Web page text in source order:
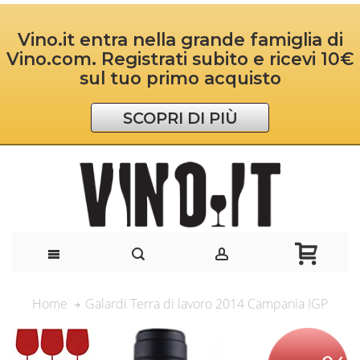
Vino.it entra nella grande famiglia di
Vino.com. Registrati subito e ricevi 10€
sul tuo primo acquisto
SCOPRI DI PIÙ
Home Galardi Terra di lavoro 2014 Campania IGP